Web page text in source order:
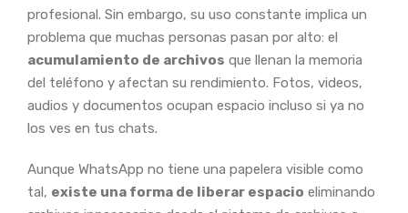
profesional. Sin embargo, su uso constante implica un
problema que muchas personas pasan por alto: el
acumulamiento de archivos que llenan la memoria
del teléfono y afectan su rendimiento. Fotos, videos,
audios y documentos ocupan espacio incluso si ya no
los ves en tus chats.
Aunque WhatsApp no tiene una papelera visible como
tal, existe una forma de liberar espacio eliminando